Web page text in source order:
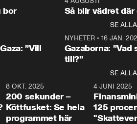
Rohwedder ställer
statsminister Ulf Kristersson
Aftonbladets
Rohwedder
Thand Ring
bor Så blir vädret där
SE ALLA
”Vill
NYHETER• 16 JAN.
Gazaborna:
till?”
SE ALLA
4:29
8 OKT. 2025
200 sekunder –
Köttfusket: Se hela
programmet här
4 JUNI 2025
125